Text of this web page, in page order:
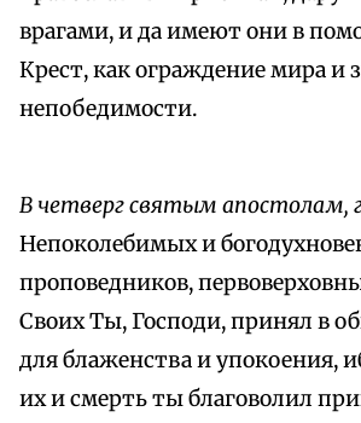
врагами, и да имеют они в
Крест, как ограждение мира и
непобедимости.
В четверг святым апостолам,
Непоколебимых и
проповедников,
Своих Ты, Господи, принял в
для блаженства и упокоения,
их и смерть ты благоволил